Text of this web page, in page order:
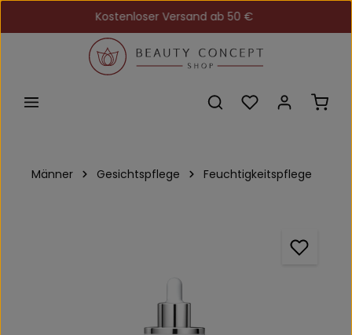
Zum Hauptinhalt springenKostenloser Versand ab 50 €
Du hast 0
Männer Gesichtspflege Feuchtigkeitspflege